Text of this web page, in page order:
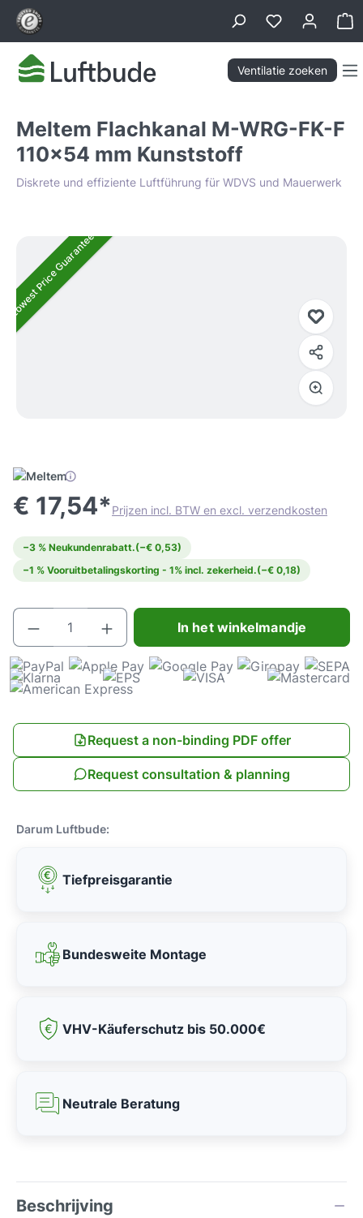
Ventilatie zoeken
Meltem Flachkanal M-WRG-FK-F
110x54 mm Kunststoff
Diskrete und effiziente Luftführung für WDVS und Mauerwerk
Afbeeldingengalerij overslaan
Lowest Price Guarantee
€ 17,54*Prijzen incl. BTW en excl. verzendkosten
−3 % Neukundenrabatt.(−€ 0,53)
−1 % Vooruitbetalingskorting - 1% incl. zekerheid.(−€ 0,18)
Producthoeveelheid: Voer de gewenste
In het winkelmandje
Request a non-binding PDF offer
Request consultation & planning
Darum Luftbude:
Tiefpreisgarantie
Bundesweite Montage
VHV-Käuferschutz bis 50.000€
Neutrale Beratung
Beschrijving